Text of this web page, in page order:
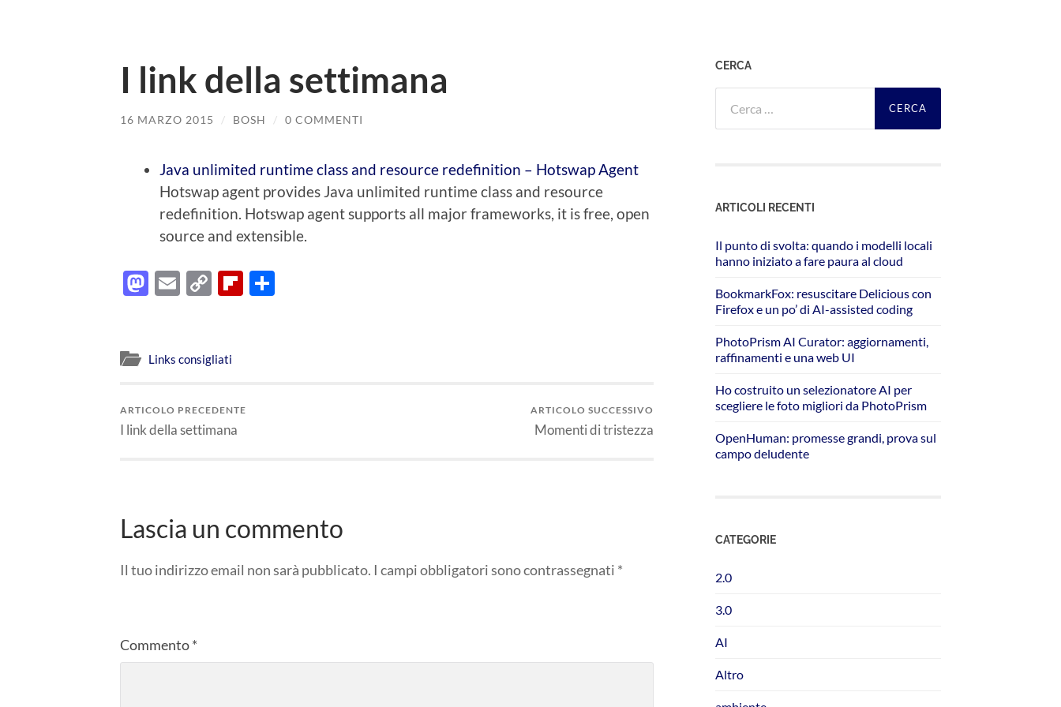
I link della settimana
16 MARZO 2015 / BOSH / 0 COMMENTI
Java unlimited runtime class and resource redefinition – Hotswap Agent
Hotswap agent provides Java unlimited runtime class and resource
redefinition. Hotswap agent supports all major frameworks, it is free, open
source and extensible.
Mastodon
EmailCopyFlipboard
Links consigliati
ARTICOLO PRECEDENTE
I link della settimana
ARTICOLO SUCCESSIVO
Momenti di tristezza
Lascia un commento
Il tuo indirizzo email non sarà pubblicato. I campi obbligatori sono contrassegnati *
Commento*
CERCA
per:
ARTICOLI RECENTI
Il punto di svolta: quando i modelli locali
hanno iniziato a fare paura al cloud
BookmarkFox: resuscitare Delicious con
Firefox e un po’ di AI-assisted coding
PhotoPrism AI Curator: aggiornamenti,
raffinamenti e una web UI
Ho costruito un selezionatore AI per
scegliere le foto migliori da PhotoPrism
OpenHuman: promesse grandi, prova sul
campo deludente
CATEGORIE
2.0
3.0
AI
Altro